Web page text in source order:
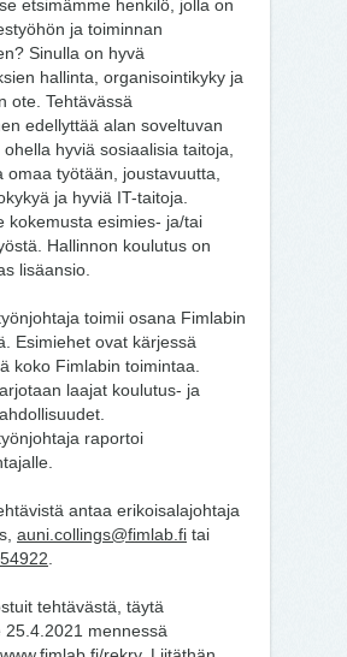
etsimämme henkilö, jolla on
ja toiminnan
Sinulla on hyvä
hallinta, organisointikyky ja
ote. Tehtävässä
edellyttää alan soveltuvan
hyviä sosiaalisia taitoja,
omaa työtään, joustavuutta,
ja hyviä IT-taitoja.
kokemusta esimies- ja/tai
Hallinnon koulutus on
lisäansio.
toimii osana Fimlabin
Esimiehet ovat kärjessä
koko Fimlabin toimintaa.
laajat koulutus- ja
raportoi
antaa erikoisalajohtaja
auni.collings@fimlab.fi tai
tehtävästä, täytä
25.4.2021 mennessä